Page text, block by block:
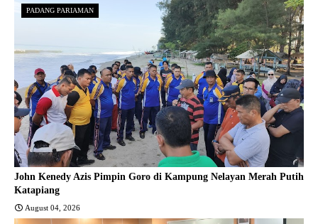
PADANG PARIAMAN
John Kenedy Azis Pimpin Goro di Kampung Nelayan Merah Putih
Katapiang
August 04, 2026